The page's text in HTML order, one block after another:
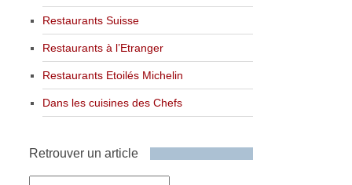
Restaurants Suisse
Restaurants à l’Etranger
Restaurants Etoilés Michelin
Dans les cuisines des Chefs
Retrouver un article